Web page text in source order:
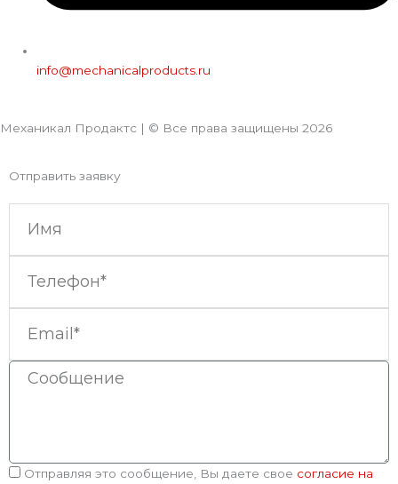
info@mechanicalproducts.ru
Механикал Продактс | © Все права защищены 2026
Отправить заявку
Сообщение
Соглашение
Отправляя это сообщение, Вы даете свое согласие на